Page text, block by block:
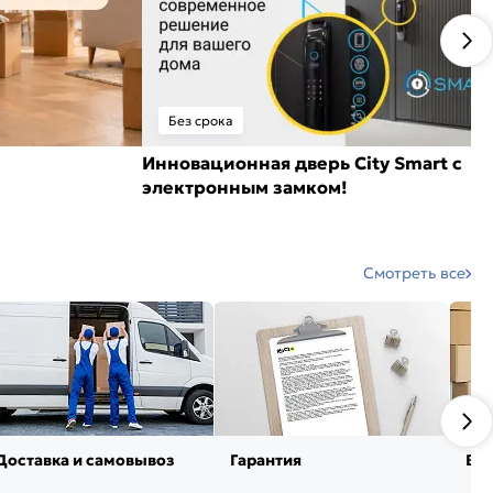
Без срока
Инновационная дверь City Smart с
электронным замком!
Смотреть все
и самовывоз Гарантия